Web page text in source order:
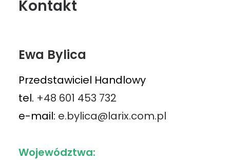
Kontakt
Ewa Bylica
Przedstawiciel Handlowy
tel. +48 601 453 732
e-mail: e.bylica@larix.com.pl
Województwa: